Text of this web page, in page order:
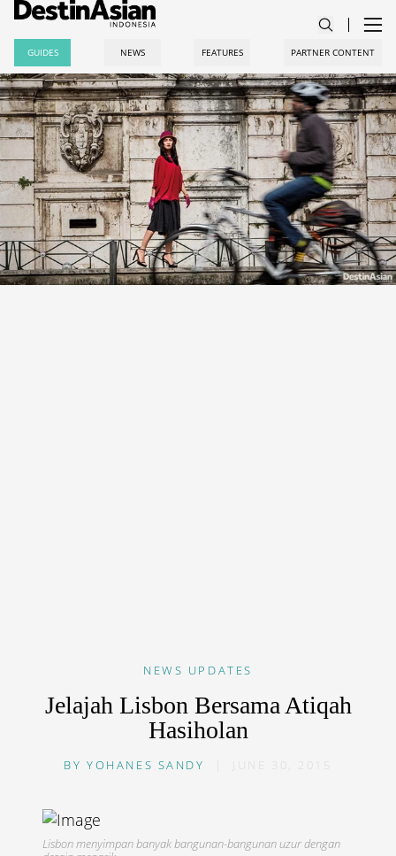
GUIDES NEWS FEATURES PARTNER CONTENT
NEWS UPDATES
Jelajah Lisbon Bersama Atiqah
Hasiholan
BYYOHANES SANDY JUNE 30, 2015
Lisbon menyimpan banyak bangunan-bangunan uzur dengan